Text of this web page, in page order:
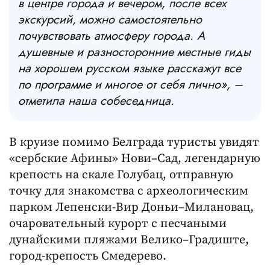
экскурсий, можно самостоятельно
почувствовать атмосферу города. А
душевные и разносторонние местные гиды
на хорошем русском языке расскажут все
по программе и многое от себя лично», –
отметила наша собеседница.
В круизе помимо Белграда туристы увидят
«сербские Афины» Нови–Сад, легендарную
крепость на скале Голубац, отправную
точку для знакомства с археологическим
парком Лепенски-Вир Доньи–Милановац,
очаровательный курорт с песчаными
дунайскими пляжами Велико–Градиште,
город-крепость Смедерево.